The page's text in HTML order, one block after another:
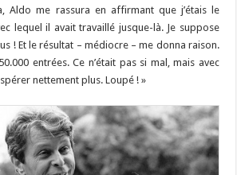
Aldo me rassura en affirmant que j’étais le
lequel il avait travaillé jusque-là. Je suppose
! Et le résultat – médiocre – me donna raison.
entrées. Ce n’était pas si mal, mais avec
nettement plus. Loupé ! »